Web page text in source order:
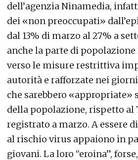
dell’agenzia Ninamedia,
dei «non preoccupati»
dal 13% di marzo al 27% a
anche la parte di
verso le misure restrittiva
autorità e rafforzate nei
che sarebbero «appropriate»
della popolazione, rispetto al
registrato a marzo. A essere
al rischio virus appaiono in
giovani. La loro “eroina”,